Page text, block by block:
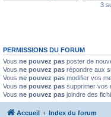
3
PERMISSIONS DU FORUM
Vous ne pouvez pas poster de
Vous ne pouvez pas répondre aux
Vous ne pouvez pas modifier vos
Vous ne pouvez pas supprimer vos
Vous ne pouvez pas joindre des
Accueil Index du forum